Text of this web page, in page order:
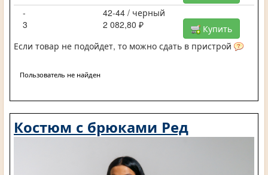
-
42-44 / черный
3
2 082,80 ₽
Купить
Если товар не подойдет, то можно сдать в пристрой
Пользователь не найден
Костюм с брюками Ред